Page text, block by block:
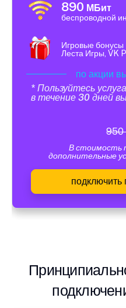
890 МБит
беспроводной
Игровые бонусы
Леста Игры, VK
по акции
* Пользуйтесь
в течение 30 дней
950
В стоимость
дополнительные
подключить